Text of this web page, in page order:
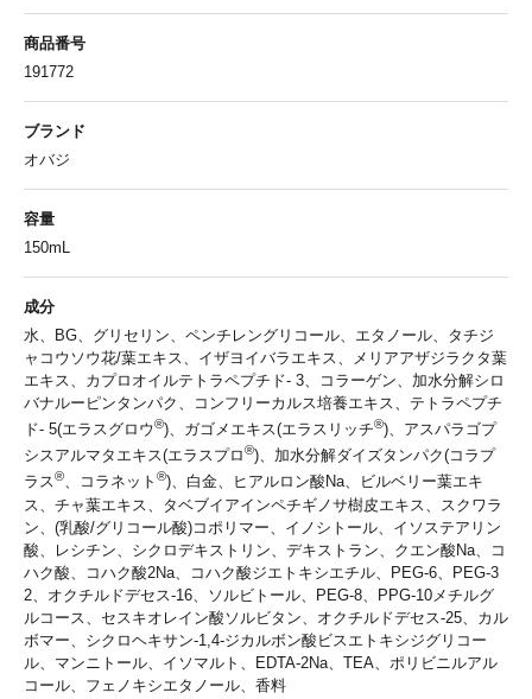
商品番号
191772
ブランド
オバジ
容量
150mL
成分
水、BG、グリセリン、ペンチレングリコール、エタノール、タチジ
ャコウソウ花/葉エキス、イザヨイバラエキス、メリアアザジラクタ葉
エキス、カプロオイルテトラペプチド- 3、コラーゲン、加水分解シロ
バナルーピンタンパク、コンフリーカルス培養エキス、テトラペプチ
ド- 5(エラスグロウ®)、ガゴメエキス(エラスリッチ®)、アスパラゴプ
シスアルマタエキス(エラスプロ®)、加水分解ダイズタンパク(コラプ
ラス®、コラネット ®)、白金、ヒアルロン酸Na、ビルベリー葉エキ
ス、チャ葉エキス、タベブイアインペチギノサ樹皮エキス、スクワラ
ン、(乳酸/グリコール酸)コポリマー、イノシトール、イソステアリン
酸、レシチン、シクロデキストリン、デキストラン、クエン酸Na、コ
ハク酸、コハク酸2Na、コハク酸ジエトキシエチル、PEG-6、PEG-3
2、オクチルドデセス-16、ソルビトール、PEG-8、PPG-10メチルグ
ルコース、セスキオレイン酸ソルビタン、オクチルドデセス-25、カル
ボマー、シクロヘキサン-1,4-ジカルボン酸ビスエトキシジグリコー
ル、マンニトール、イソマルト、EDTA-2Na、TEA、ポリビニルアル
コール、フェノキシエタノール、香料